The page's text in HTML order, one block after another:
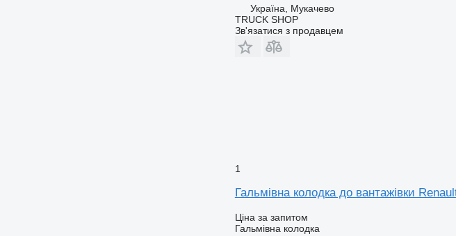
Україна, Мукачево
TRUCK SHOP
Зв'язатися з продавцем
1
Гальмівна колодка до вантажівки
Ціна за запитом
Гальмівна колодка